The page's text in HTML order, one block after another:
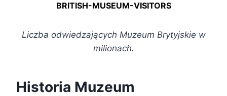
BRITISH-MUSEUM-VISITORS
Liczba odwiedzających Muzeum Brytyjskie w
milionach.
Historia Muzeum